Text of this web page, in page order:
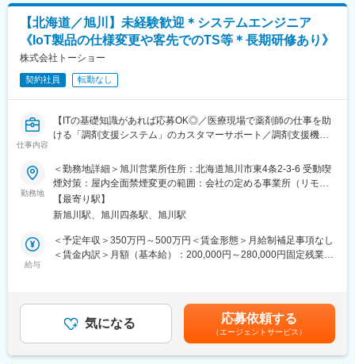
環境です。各種手当や福利厚生も充実しています。
■想定されるキャリアパス
営業経験を積み、将来的にはリーダーや所長、マネジメント業務
へのステップアップも目指せます。
貢献した実績を持ちます。代理店と医療現場の双方をサポート
し、信頼を築く営業活動が強みです。
変更の範囲：会社の定める業務
2時間/帯広エリアは3時間／北見・釧路・函館エリアは4時間程
度）
・遠方エリアへの訪問頻度：帯広・北見・釧路・函館エリアは月
に1回程度
・状況やスケジュールに応じて、宿泊対応も発生するケースがご
ざいます
◎導入から1か月後：
・システム稼働状況の確認
・システム使用における課題点が発生した場合、課題解決策の提
◎オンライン化への対応：
現在、ほとんどの業務を訪問型で行っていますが、今後はオンラ
インでの導入支援も推進していきます。導入されるクリニックの
（ウェビナー講師担当等）業務などを想定しています。
カリキュラムに沿った研修を受講し、基本知識を学んでいただき
ます。
■魅力ポイント：
【北海道／旭川】未経験歓迎＊システムエンジニア
《IoT製品の仕様変更や客先でのTS等＊長期研修あり》
株式会社トーショー
契約社員 転勤なし
仕事内容
【ITの基礎知識があれば応募OK◎／医療現場で薬剤師の仕事を助
ける「調剤支援システム」のカスタマーサポート／調剤支援機
【はじめに】
当ポジションは自社販売している大型IoT製品や薬剤システムの運
用～保守を担うシステムエンジニア職となっております。未経験
からチャレンジできる事に加えて、メーカー直雇用という貴重な
求人となっております。IT領域へキャリアチェンジされたい方歓
迎しております！
るため、社内でのデスクワークが6割、お客様先での業務が4割ほ
どとなります。また、外部のITベンダーとの打ち合わせ等もある
ため、関係者が多いのも当職種の特徴の一つとなります。
勤務地
＜勤務地詳細＞旭川営業所住所：北海道旭川市東4条2-3-6 受動喫
煙対策：屋内全面禁煙変更の範囲：会社の定める事業所（リモー
トワーク含む）
【最寄り駅】
新旭川駅、旭川四条駅、旭川駅
給与
＜予定年収＞350万円～500万円＜賃金形態＞月給制補足事項なし
＜賃金内訳＞月額（基本給）：200,000円～280,000円固定残業手
＞※給与詳細は、年齢・スキルを考慮し決定します。■昇給：年1
回■賞与：年2回賃金はあくまでも目安の金額であり、選考を通じ
て上下する可能性があります。月給(月額)は固定手当を含めた表記
です。
気になる 応募依頼する
（エージェントサービス）